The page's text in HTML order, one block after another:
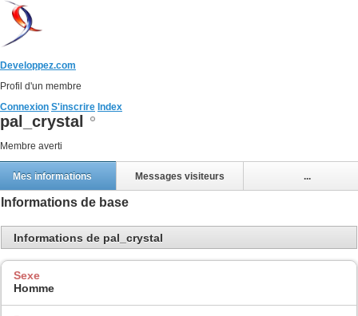
Developpez.com
Profil d'un membre
Connexion S'inscrire Index
pal_crystal
Membre averti
Mes informations Messages visiteurs ...
Informations de base
Informations de pal_crystal
Sexe
Homme